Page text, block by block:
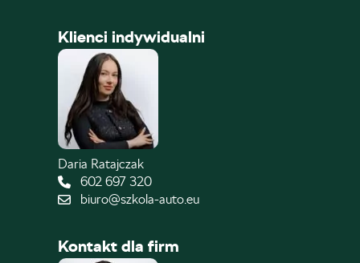
Klienci indywidualni
Daria Ratajczak
602 697 320
biuro@szkola-auto.eu
Kontakt dla firm